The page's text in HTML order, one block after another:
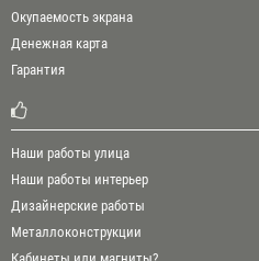
Окупаемость экрана
Денежная карта
Гарантия
Наши работы улица
Наши работы интерьер
Дизайнерские работы
Металлоконструкции